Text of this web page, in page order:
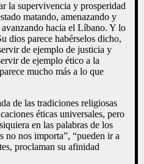
la supervivencia y prosperidad
matando, amenazando y
avanzando hacia el Líbano. Y lo
dios parece habérselos dicho,
de ejemplo de justicia y
de ejemplo ético a la
mucho más a lo que
de las tradiciones religiosas
éticas universales, pero
en las palabras de los
no nos importa”, “pueden ir a
proclaman su afinidad